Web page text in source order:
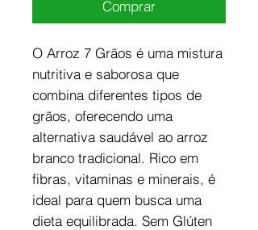
Comprar
O Arroz 7 Grãos é uma mistura
nutritiva e saborosa que
combina diferentes tipos de
grãos, oferecendo uma
alternativa saudável ao arroz
branco tradicional. Rico em
fibras, vitaminas e minerais, é
ideal para quem busca uma
dieta equilibrada. Sem Glúten